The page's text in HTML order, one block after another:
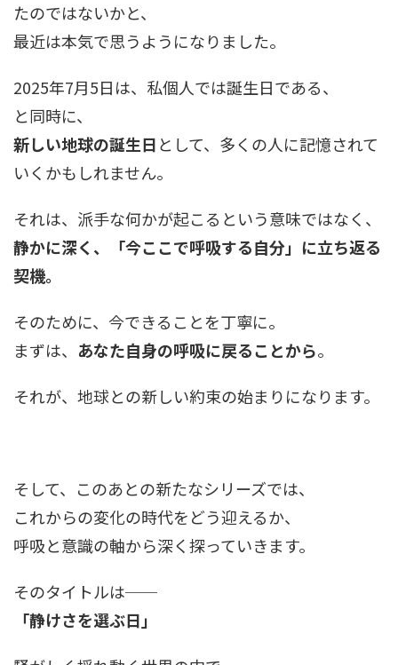
たのではないかと、
最近は本気で思うようになりました。
2025年7月5日は、私個人では誕生日である、
と同時に、
新しい地球の誕生日として、多くの人に記憶されて
いくかもしれません。
それは、派手な何かが起こるという意味ではなく、
静かに深く、「今ここで呼吸する自分」に立ち返る
契機。
そのために、今できることを丁寧に。
まずは、 あなた自身の呼吸に戻ることから。
それが、地球との新しい約束の始まりになります。
そして、このあとの新たなシリーズでは、
これからの変化の時代をどう迎えるか、
呼吸と意識の軸から深く探っていきます。
そのタイトルは──
「静けさを選ぶ日」